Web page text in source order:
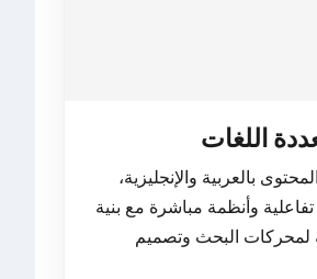
اللغات
بالعربية والإنجليزية،
وأنظمة مباشرة مع بنية
لمحركات البحث وتصميم